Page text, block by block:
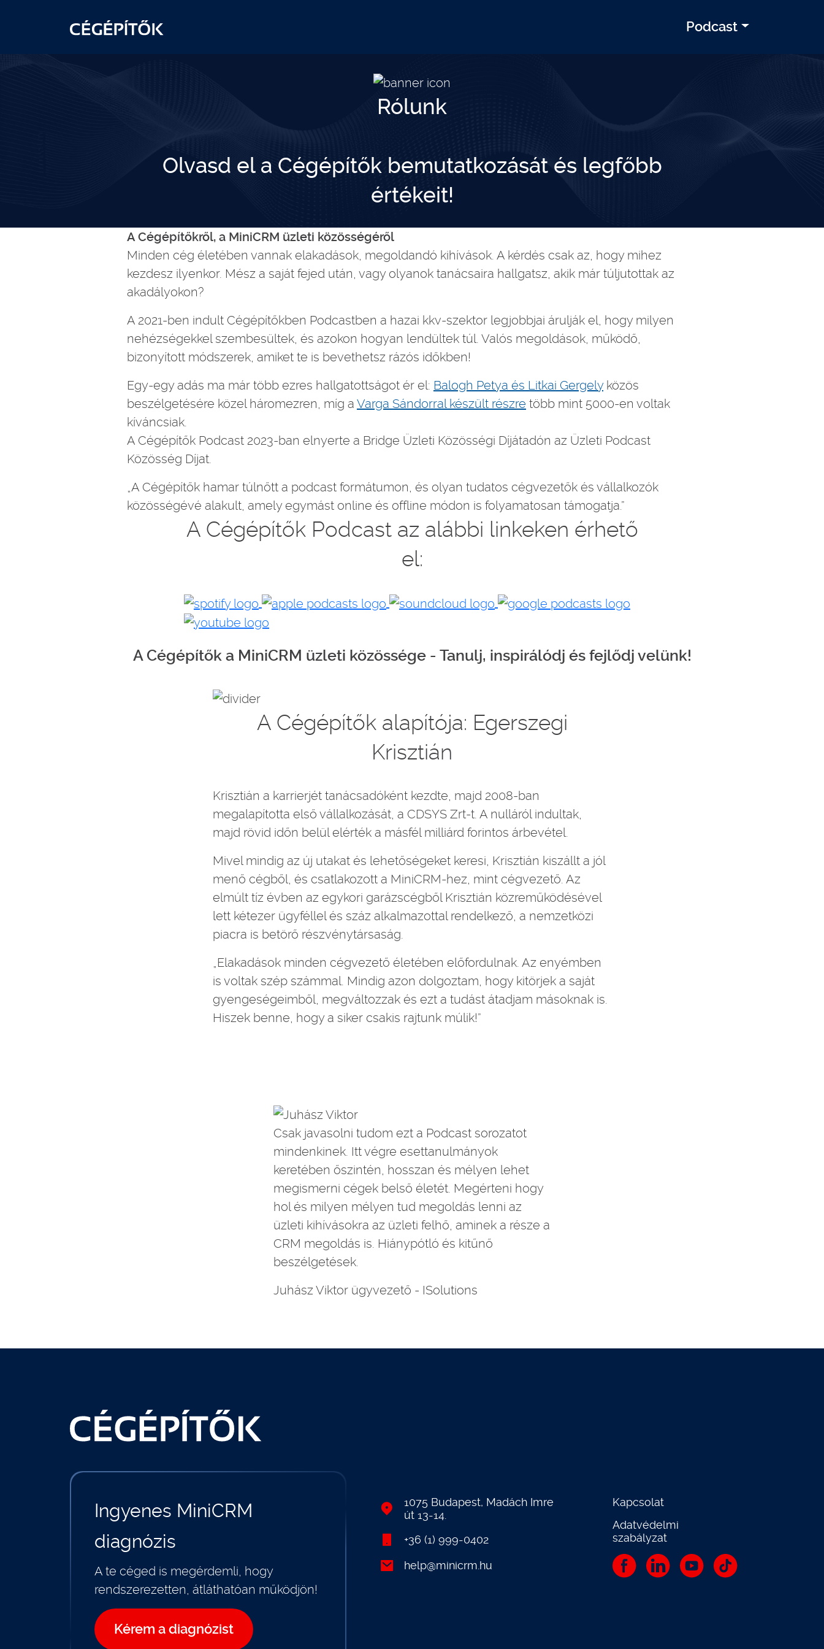
Podcast
Rólunk
Olvasd el a Cégépítők bemutatkozását és legfőbb
értékeit!
A Cégépítőkről, a MiniCRM üzleti közösségéről
Minden cég életében vannak elakadások, megoldandó kihívások. A kérdés csak az, hogy mihez
kezdesz ilyenkor. Mész a saját fejed után, vagy olyanok tanácsaira hallgatsz, akik már túljutottak az
akadályokon?
A 2021-ben indult Cégépítőkben Podcastben a hazai kkv-szektor legjobbjai árulják el, hogy milyen
nehézségekkel szembesültek, és azokon hogyan lendültek túl. Valós megoldások, működő,
bizonyított módszerek, amiket te is bevethetsz rázós időkben!
Egy-egy adás ma már több ezres hallgatottságot ér el: Balogh Petya és Litkai Gergelyközös
beszélgetésére közel háromezren, míg a Varga Sándorral készült részre több mint 5000-en voltak
kíváncsiak.
A Cégépítők Podcast 2023-ban elnyerte a Bridge Üzleti Közösségi Díjátadón az Üzleti Podcast
Közösség Díjat.
„A Cégépítők hamar túlnőtt a podcast formátumon, és olyan tudatos cégvezetők és vállalkozók
közösségévé alakult, amely egymást online és offline módon is folyamatosan támogatja.”
A Cégépítők Podcast az alábbi linkeken érhető
el:
A Cégépítők a MiniCRM üzleti közössége - Tanulj, inspirálódj és fejlődj velünk!
A Cégépítők alapítója: Egerszegi
Krisztián
Krisztián a karrierjét tanácsadóként kezdte, majd 2008-ban
megalapította első vállalkozását, a CDSYS Zrt-t. A nulláról indultak,
majd rövid időn belül elérték a másfél milliárd forintos árbevétel.
Mivel mindig az új utakat és lehetőségeket keresi, Krisztián kiszállt a jól
menő cégből, és csatlakozott a MiniCRM-hez, mint cégvezető. Az
elmúlt tíz évben az egykori garázscégből Krisztián közreműködésével
lett kétezer ügyféllel és száz alkalmazottal rendelkező, a nemzetközi
piacra is betörő részvénytársaság.
„Elakadások minden cégvezető életében előfordulnak. Az enyémben
is voltak szép számmal. Mindig azon dolgoztam, hogy kitörjek a saját
gyengeségeimből, megváltozzak és ezt a tudást átadjam másoknak is.
Hiszek benne, hogy a siker csakis rajtunk múlik!”
Csak javasolni tudom ezt a Podcast sorozatot
mindenkinek. Itt végre esettanulmányok
keretében őszintén, hosszan és mélyen lehet
megismerni cégek belső életét. Megérteni hogy
hol és milyen mélyen tud megoldás lenni az
üzleti kihívásokra az üzleti felhő, aminek a része a
CRM megoldás is. Hiánypótló és kitűnő
beszélgetések.
Juhász Viktor ügyvezető - ISolutions
Ingyenes MiniCRM
diagnózis
A te céged is megérdemli, hogy
rendszerezetten, átláthatóan működjön!
Kérem a diagnózist
1075 Budapest, Madách Imre
út 13-14.
+36 (1) 999-0402
help@minicrm.hu
Kapcsolat
Adatvédelmi
szabályzat